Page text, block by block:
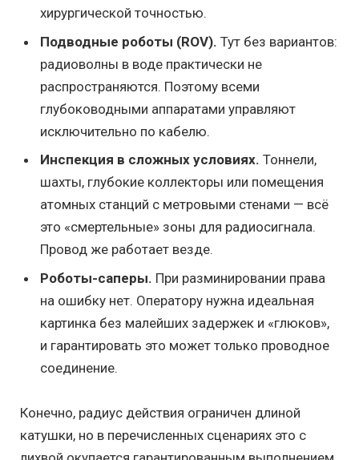
хирургической точностью.
Подводные роботы (ROV). Тут без вариантов:
радиоволны в воде практически не
распространяются. Поэтому всеми
глубоководными аппаратами управляют
исключительно по кабелю.
Инспекция в сложных условиях. Тоннели,
шахты, глубокие коллекторы или помещения
атомных станций с метровыми стенами — всё
это «смертельные» зоны для радиосигнала.
Провод же работает везде.
Роботы-саперы. При разминировании права
на ошибку нет. Оператору нужна идеальная
картинка без малейших задержек и «глюков»,
и гарантировать это может только проводное
соединение.
Конечно, радиус действия ограничен длиной
катушки, но в перечисленных сценариях это с